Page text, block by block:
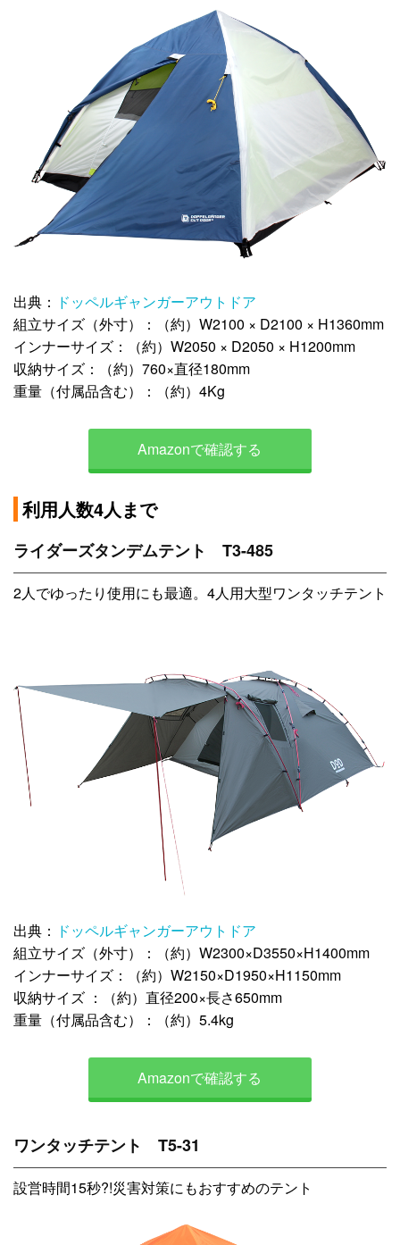
出典： ドッペルギャンガーアウトドア
組立サイズ（外寸）：（約）W2100 × D2100 × H1360mm
インナーサイズ：（約）W2050 × D2050 × H1200mm
収納サイズ：（約）760×直径180mm
重量（付属品含む）：（約）4Kg
Amazonで確認する
利用人数4人まで
ライダーズタンデムテント T3-485
2人でゆったり使用にも最適。4人用大型ワンタッチテント
出典： ドッペルギャンガーアウトドア
組立サイズ（外寸）：（約）W2300×D3550×H1400mm
インナーサイズ：（約）W2150×D1950×H1150mm
収納サイズ ：（約）直径200×長さ650mm
重量（付属品含む）：（約）5.4kg
Amazonで確認する
ワンタッチテント T5-31
設営時間15秒?!災害対策にもおすすめのテント